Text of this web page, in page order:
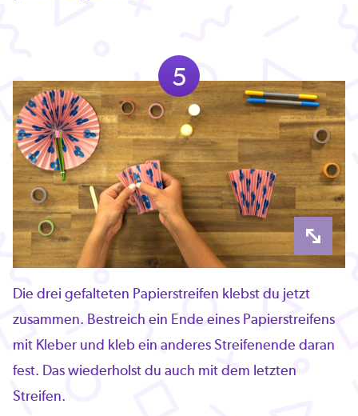
5
Die drei gefalteten Papierstreifen klebst du jetzt
zusammen. Bestreich ein Ende eines Papierstreifens
mit Kleber und kleb ein anderes Streifenende daran
fest. Das wiederholst du auch mit dem letzten
Streifen.